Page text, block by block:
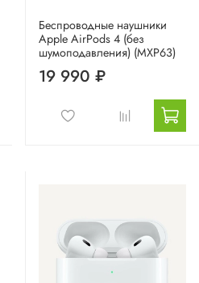
Беспроводные наушники
Apple AirPods 4 (без
шумоподавления) (MXP63)
19 990 ₽